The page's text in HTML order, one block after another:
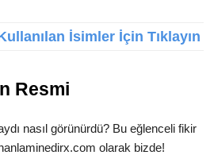
İsimler İçin Tıklayın
Resmi
nasıl görünürdü? Bu eğlenceli fikir
olarak bizde!